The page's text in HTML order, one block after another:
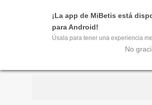
¡La app de MiBetis está
para Android!
Úsala para tener una experiencia
No